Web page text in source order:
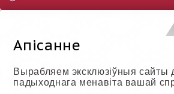
Апісанне
Вырабляем эксклюзіўныя сайты
падыходнага менавіта вашай